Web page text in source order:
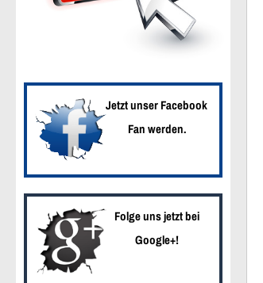
Jetzt unser Facebook
Fan werden.
Folge uns jetzt bei
Google+!